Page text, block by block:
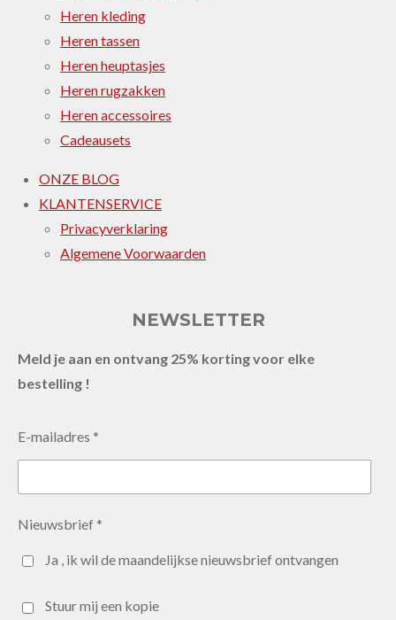
Heren kleding
Heren tassen
Heren heuptasjes
Heren rugzakken
Heren accessoires
Cadeausets
ONZE BLOG
KLANTENSERVICE
Privacyverklaring
Algemene Voorwaarden
NEWSLETTER
Meld je aan en ontvang 25% korting voor elke
bestelling !
E-mailadres *
Nieuwsbrief *
Ja , ik wil de maandelijkse nieuwsbrief ontvangen
Stuur mij een kopie